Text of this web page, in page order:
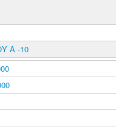
Α -10